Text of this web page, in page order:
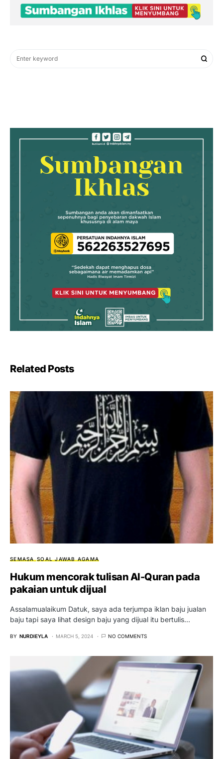
Related Posts
SEMASA SOAL JAWAB AGAMA
Hukum mencorak tulisan Al-Quran pada
pakaian untuk dijual
Assalamualaikum Datuk, saya ada terjumpa iklan baju jualan
baju tapi saya lihat design baju yang dijual itu bertulis…
BY NURDIEYLA MARCH 5, 2024 NO COMMENTS